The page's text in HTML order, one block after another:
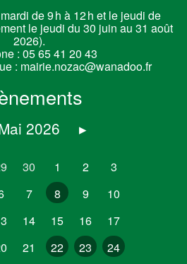
de 9 h à 12 h et le jeudi de
le jeudi du 30 juin au 31 août
2026).
: 05 65 41 20 43
: mairie.nozac@wanadoo.fr
2026 ▸
30 1 2
3
7 8 9
10
14 15 16
17
21 22 23
24